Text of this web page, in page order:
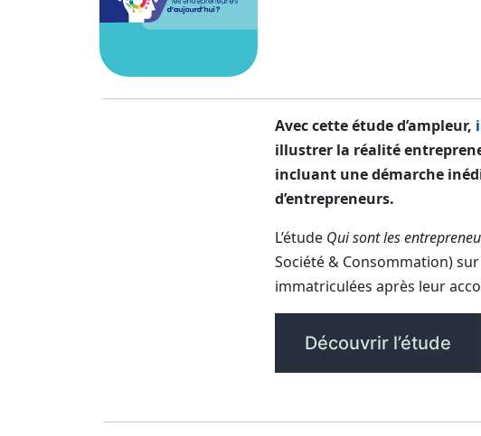
Avec cette étude d’ampleur,
illustrer la réalité
incluant une démarche
d’entrepreneurs.
L’étude Qui sont les
Société & Consommation)
immatriculées après leur
Découvrir l’étude